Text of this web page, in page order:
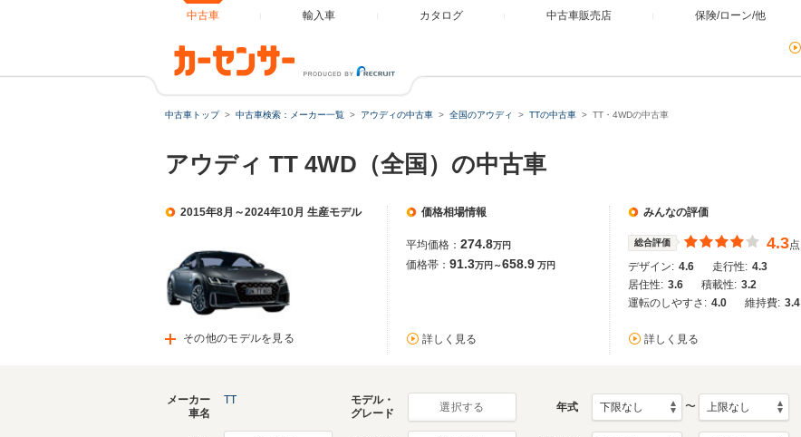
中古車 輸入車 カタログ 中古車販売店 保険/ローン/他
中古車トップ 中古車検索：メーカー一覧 アウディの中古車 全国のアウディ TTの中古車 TT・4WDの中古車
アウディ TT 4WD（全国）の中古車
2015年8月～2024年10月 生産モデル
その他のモデルを見る
価格相場情報
平均価格： 274.8万円
価格帯： 91.3万円～658.9 万円
詳しく見る
みんなの評価
総合評価 4.3点
デザイン: 4.6 走行性: 4.3
居住性: 3.6 積載性: 3.2
運転のしやすさ: 4.0 維持費: 3.4
詳しく見る
メーカー
車名
TT
モデル・
グレード
選択する 年式 〜